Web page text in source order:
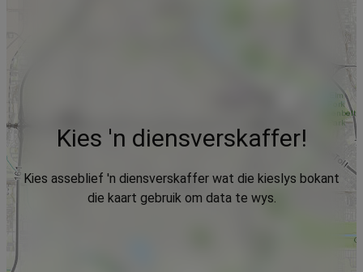
Kies 'n diensverskaffer!
Kies asseblief 'n diensverskaffer wat die kieslys bokant
die kaart gebruik om data te wys.